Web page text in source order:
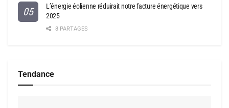
L’énergie éolienne réduirait notre facture énergétique vers
2025
8 PARTAGES
Tendance